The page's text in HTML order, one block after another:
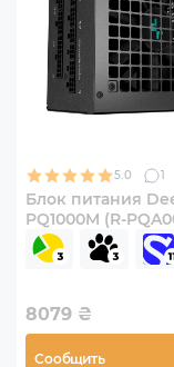
5.0 1
Блок питания
PQ1000M (R-
FA0B-EU) 1000W
8079 ₴
Сообщить